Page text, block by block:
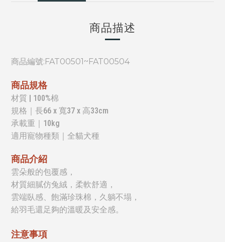
商品描述
商品編號:FAT00501~FAT00504
商品規格
材質 | 100%棉
規格｜ 長66 x 寬37 x 高33cm
承載重｜10kg
適用寵物種類｜全貓犬種
商品介紹
雲朵般的包覆感，
材質細膩仿兔絨，柔軟舒適，
雲端臥感、飽滿珍珠棉，久躺不塌，
給羽毛還足夠的溫暖及安全感。
注意事項